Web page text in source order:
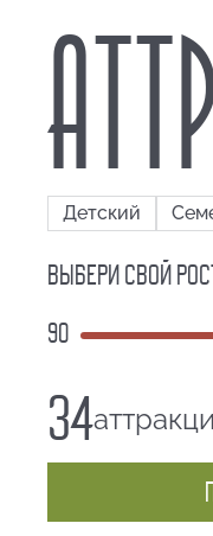
Детский
Выбери свой
90
34